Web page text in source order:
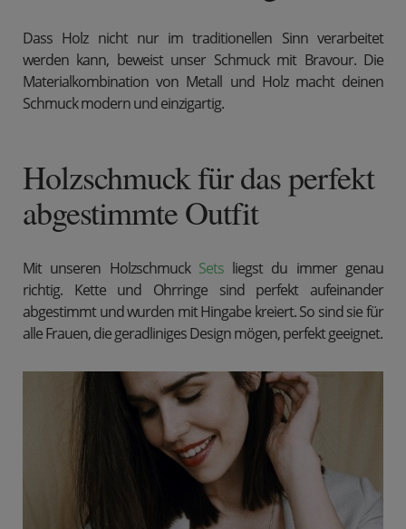
Dass Holz nicht nur im traditionellen Sinn verarbeitet
werden kann, beweist unser Schmuck mit Bravour. Die
Materialkombination von Metall und Holz macht deinen
Schmuck modern und einzigartig.
Holzschmuck für das perfekt
abgestimmte Outfit
Mit unseren Holzschmuck Setsliegst du immer genau
richtig. Kette und Ohrringe sind perfekt aufeinander
abgestimmt und wurden mit Hingabe kreiert. So sind sie für
alle Frauen, die geradliniges Design mögen, perfekt geeignet.